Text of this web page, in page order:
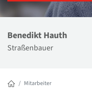
Benedikt Hauth
Straßenbauer
Mitarbeiter